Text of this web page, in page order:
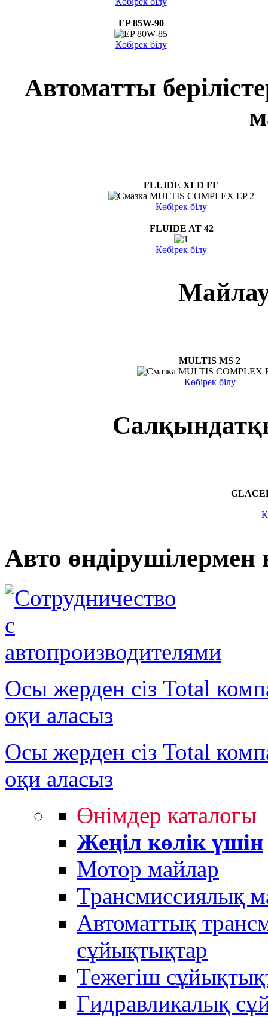
EP 85W-90
Көбірек білу
Автоматты
FLUIDE XLD FE
Көбірек білу
FLUIDE AT 42
Көбірек білу
MULTIS MS 2
Көбірек білу
Авто
Осы жерден сіз Total
оқи аласыз
Осы жерден сіз Total
оқи аласыз
Өнімдер каталогы
Жеңіл көлік үшін
Мотор майлар
Трансмиссиялық
Автоматтық
сұйықтықтар
Тежегіш
Гидравликалық